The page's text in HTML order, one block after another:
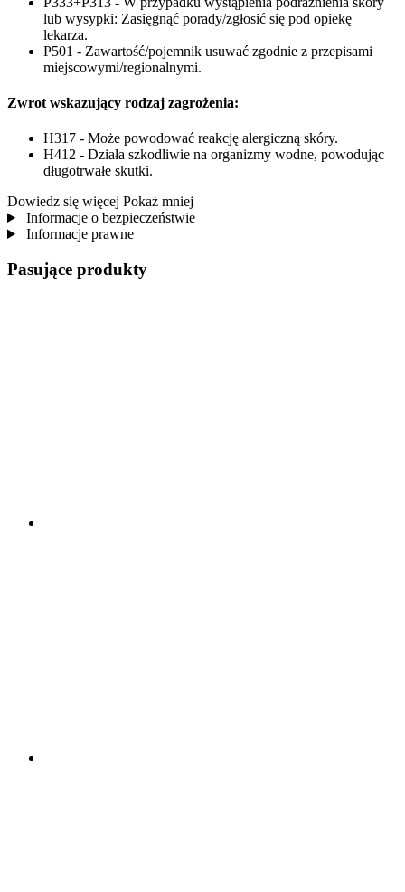
lub wysypki: Zasięgnąć porady/zgłosić się pod opiekę
lekarza.
P501 - Zawartość/pojemnik usuwać zgodnie z przepisami
miejscowymi/regionalnymi.
Zwrot wskazujący rodzaj zagrożenia:
H317 - Może powodować reakcję alergiczną skóry.
H412 - Działa szkodliwie na organizmy wodne, powodując
długotrwałe skutki.
Dowiedz się więcej Pokaż mniej
Informacje o bezpieczeństwie
Informacje prawne
Pasujące produkty